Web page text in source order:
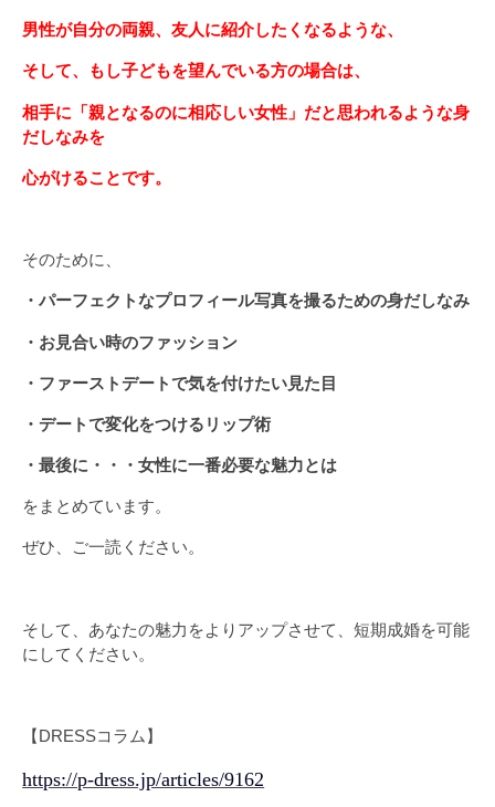
男性が自分の両親、友人に紹介したくなるような、
そして、もし子どもを望んでいる方の場合は、
相手に「親となるのに相応しい女性」だと思われるような身
だしなみを
心がけることです。
そのために、
・パーフェクトなプロフィール写真を撮るための身だしなみ
・お見合い時のファッション
・ファーストデートで気を付けたい見た目
・デートで変化をつけるリップ術
・最後に・・・女性に一番必要な魅力とは
をまとめています。
ぜひ、ご一読ください。
そして、あなたの魅力をよりアップさせて、短期成婚を可能
にしてください。
【DRESSコラム】
https://p-dress.jp/articles/9162